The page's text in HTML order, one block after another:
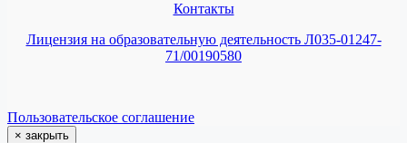
Контакты
Лицензия на образовательную деятельность Л035-01247-
71/00190580
Пользовательское соглашение
× закрыть